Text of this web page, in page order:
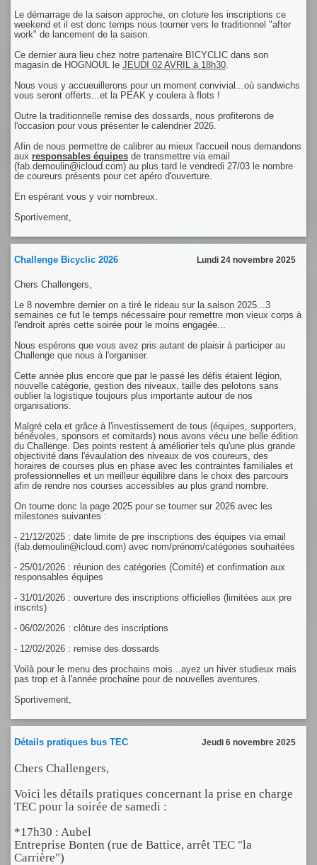
Le démarrage de la saison approche, on cloture les inscriptions ce
weekend et il est donc temps nous tourner vers le traditionnel "after
work" de lancement de la saison.
Ce dernier aura lieu chez notre partenaire BICYCLIC dans son
magasin de HOGNOUL le JEUDI 02 AVRIL à 18h30
Nous vous y accueuillerons pour un moment convivial...où sandwichs
vous seront offerts...et la PEAK y coulera à flots !
Outre la traditionnelle remise des dossards, nous profiterons de
l'occasion pour vous présenter le calendrier 2026.
Afin de nous permettre de calibrer au mieux l'accueil nous demandons
aux responsables équipes de transmettre via email
(fab.demoulin@icloud.com) au plus tard le vendredi 27/03 le nombre
de coureurs présents pour cet apéro d'ouverture.
En espérant vous y voir nombreux.
Sportivement,
Challenge Bicyclic 2026 Lundi 24 novembre 2025
Chers Challengers,
Le 8 novembre dernier on a tiré le rideau sur la saison 2025...3
semaines ce fut le temps nécessaire pour remettre mon vieux corps à
l'endroit après cette soirée pour le moins engagée...
Nous espérons que vous avez pris autant de plaisir à participer au
Challenge que nous à l'organiser.
Cette année plus encore que par le passé les défis étaient légion,
nouvelle catégorie, gestion des niveaux, taille des pelotons sans
oublier la logistique toujours plus importante autour de nos
organisations.
Malgré cela et grâce à l'investissement de tous (équipes, supporters,
bénévoles, sponsors et comitards) nous avons vécu une belle édition
du Challenge. Des points restent à améliorier tels qu'une plus grande
objectivité dans l'évaulation des niveaux de vos coureurs, des
horaires de courses plus en phase avec les contraintes familiales et
professionnelles et un meilleur équilibre dans le choix des parcours
afin de rendre nos courses accessibles au plus grand nombre.
On tourne donc la page 2025 pour se tourner sur 2026 avec les
milestones suivantes :
- 21/12/2025 : date limite de pre inscriptions des équipes via email
(fab.demoulin@icloud.com) avec nom/prénom/catégories souhaitées
- 25/01/2026 : réunion des catégories (Comité) et confirmation aux
responsables équipes
- 31/01/2026 : ouverture des inscriptions officielles (limitées aux pre
inscrits)
- 06/02/2026 : clôture des inscriptions
- 12/02/2026 : remise des dossards
Voilà pour le menu des prochains mois...ayez un hiver studieux mais
pas trop et à l'année prochaine pour de nouvelles aventures.
Sportivement,
Détails pratiques bus TEC Jeudi 6 novembre 2025
Chers Challengers,
Voici les détails pratiques concernant la prise en charge
TEC pour la soirée de samedi :
*17h30 : Aubel
Entreprise Bonten (rue de Battice, arrêt TEC "la
Carrière")